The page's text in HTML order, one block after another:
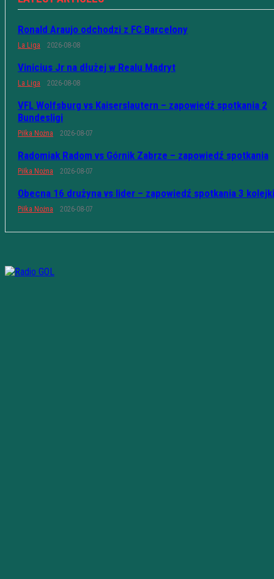
Ronald Araujo odchodzi z FC Barcelony
La Liga 2026-08-08
Vinicius Jr na dłużej w Realu Madryt
La Liga 2026-08-08
VFL Wolfsburg vs Kaiserslautern – zapowiedź spotkania 2
Bundesligi
Piłka Nożna 2026-08-07
Radomiak Radom vs Górnik Zabrze – zapowiedź spotkania
Piłka Nożna 2026-08-07
Obecna 16 drużyna vs lider – zapowiedź spotkania 3 kolejki
Piłka Nożna 2026-08-07